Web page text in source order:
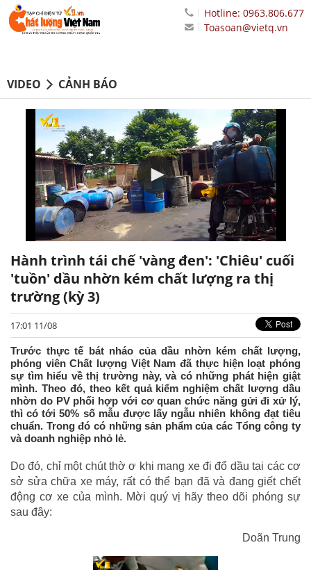
Hotline: 0963.806.677
Toasoan@vietq.vn
VIDEO CẢNH BÁO
Hành trình tái chế 'vàng đen': 'Chiêu' cuối
'tuồn' dầu nhờn kém chất lượng ra thị
trường (kỳ 3)
17:01 11/08
Trước thực tế bát nháo của dầu nhờn kém chất lượng,
phóng viên Chất lượng Việt Nam đã thực hiện loạt phóng
sự tìm hiểu về thị trường này, và có những phát hiện giật
mình. Theo đó, theo kết quả kiểm nghiệm chất lượng dầu
nhờn do PV phối hợp với cơ quan chức năng gửi đi xử lý,
thì có tới 50% số mẫu được lấy ngẫu nhiên không đạt tiêu
chuẩn. Trong đó có những sản phẩm của các Tổng công ty
và doanh nghiệp nhỏ lẻ.
Do đó, chỉ một chút thờ ơ khi mang xe đi đổ dầu tại các cơ
sở sửa chữa xe máy, rất có thể bạn đã và đang giết chết
động cơ xe của mình. Mời quý vị hãy theo dõi phóng sự
sau đây:
Doãn Trung